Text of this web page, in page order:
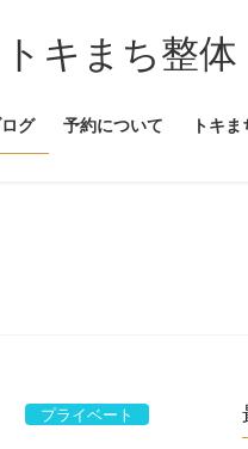
キまち整体
グ 予約について トキ
プライベート